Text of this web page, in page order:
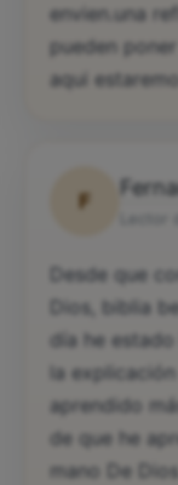
envien.una
pueden
aqui
F
Desde que
Dios, biblia
día he
la
aprendido
de que he
mano De